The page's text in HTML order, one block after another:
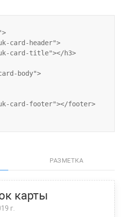
card-header">
card-title"></h3>
body">
card-footer"></footer>
РАЗМЕТКА
карты
г.